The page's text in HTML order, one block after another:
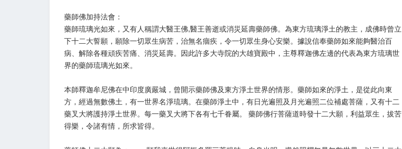
藥師佛加持法會：
藥師琉璃光如來，又有人稱謂大醫王佛,醫王善逝或消災延壽藥師佛。為東方琉璃淨土的教主，成佛時曾立
下十二大誓願，願除一切眾生病苦，治無名痼疾，令一切眾生身心安樂。據說信奉藥師如來能夠醫治百
病、解除各種頑疾苦痛、消災延壽。因此許多大寺院的大雄寶殿中，主尊釋迦佛左邊的代表為東方琉璃世
界的藥師琉璃光如來。
本師釋迦牟尼佛在中印度廣嚴城，曾開示藥師佛及東方淨土世界的情形。藥師如來的淨土，是從此向東
方，經過無數佛土，有一世界名淨琉璃。在藥師淨土中，有日光遍照及月光遍照二位補處菩薩，又有十二
藥叉大將護持淨土世界。每一藥叉大將下各有七千眷屬。 藥師佛行菩薩道時發十二大願，利益眾生，拔苦
得樂，令諸有情，所求皆得。